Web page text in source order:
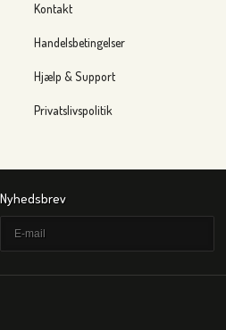
Kontakt
Handelsbetingelser
Hjælp & Support
Privatslivspolitik
Nyhedsbrev